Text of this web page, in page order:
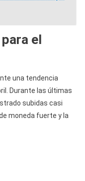
el
una tendencia
Durante las últimas
subidas casi
moneda fuerte y la